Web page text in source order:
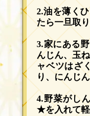
2.油を薄く
たら一旦取り
3.家にある
んじん、玉
ャベツはざ
り、にんじ
4.野菜がし
★を入れて軽